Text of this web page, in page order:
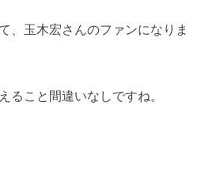
、玉木宏さんのファンになりま
ること間違いなしですね。